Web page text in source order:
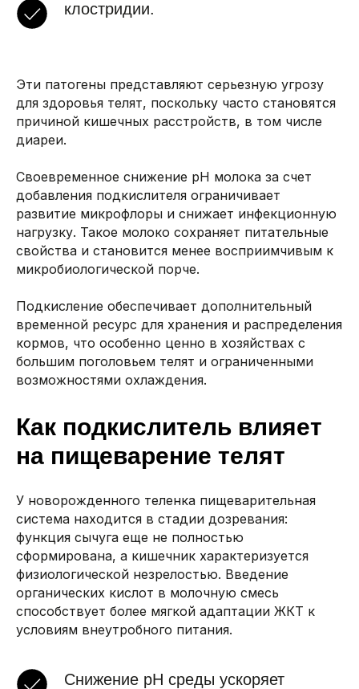
клостридии.
Эти патогены представляют серьезную угрозу
для здоровья телят, поскольку часто становятся
причиной кишечных расстройств, в том числе
диареи.
Своевременное снижение pH молока за счет
добавления подкислителя ограничивает
развитие микрофлоры и снижает инфекционную
нагрузку. Такое молоко сохраняет питательные
свойства и становится менее восприимчивым к
микробиологической порче.
Подкисление обеспечивает дополнительный
временной ресурс для хранения и распределения
кормов, что особенно ценно в хозяйствах с
большим поголовьем телят и ограниченными
возможностями охлаждения.
Как подкислитель влияет
на пищеварение телят
У новорожденного теленка пищеварительная
система находится в стадии дозревания:
функция сычуга еще не полностью
сформирована, а кишечник характеризуется
физиологической незрелостью. Введение
органических кислот в молочную смесь
способствует более мягкой адаптации ЖКТ к
условиям внеутробного питания.
Снижение pH среды ускоряет